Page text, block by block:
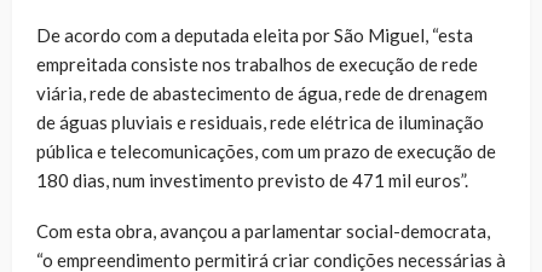
De acordo com a deputada eleita por São Miguel, “esta
empreitada consiste nos trabalhos de execução de rede
viária, rede de abastecimento de água, rede de drenagem
de águas pluviais e residuais, rede elétrica de iluminação
pública e telecomunicações, com um prazo de execução de
180 dias, num investimento previsto de 471 mil euros”.
Com esta obra, avançou a parlamentar social-democrata,
“o empreendimento permitirá criar condições necessárias à